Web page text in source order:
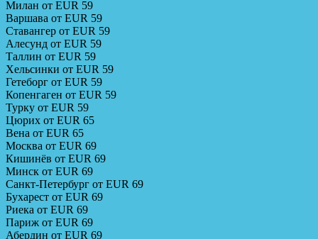
Милан от EUR 59
Варшава от EUR 59
Ставангер от EUR 59
Алесунд от EUR 59
Таллин от EUR 59
Хельсинки от EUR 59
Гетеборг от EUR 59
Копенгаген от EUR 59
Турку от EUR 59
Цюрих от EUR 65
Вена от EUR 65
Москва от EUR 69
Кишинёв от EUR 69
Минск от EUR 69
Санкт-Петербург от EUR 69
Бухарест от EUR 69
Риека от EUR 69
Париж от EUR 69
Абердин от EUR 69